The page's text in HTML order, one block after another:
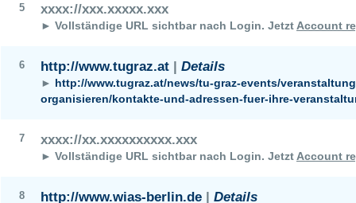
5 xxxx://xxx.xxxxx.xxx
► Vollständige URL sichtbar nach Login. Jetzt Account
6 http://www.tugraz.at | Details
► http://www.tugraz.at/news/tu-graz-events/
organisieren/kontakte-und-adressen-fuer-ihre-
7 xxxx://xx.xxxxxxxxxx.xxx
► Vollständige URL sichtbar nach Login. Jetzt Account
8 http://www.wias-berlin.de | Details